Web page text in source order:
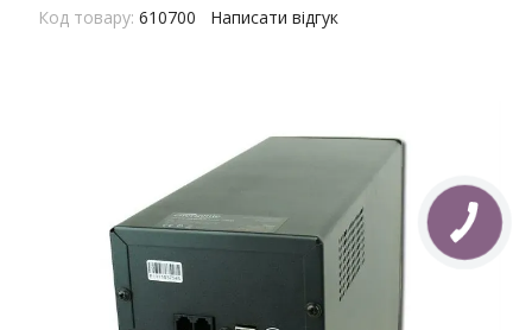
Код товару: 610700 Написати відгук